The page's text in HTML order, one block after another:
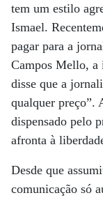
tem um estilo
Ismael.
pagar para a
Campos Mello, a
disse que a
qualquer preço”.
dispensado pelo
afronta à
Desde que
comunicação só